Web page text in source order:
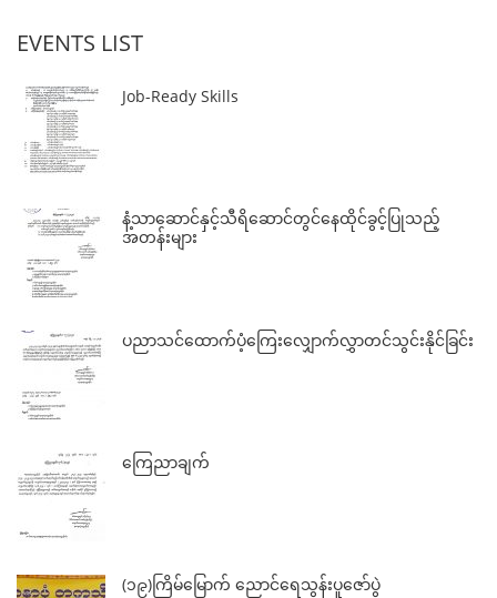
EVENTS LIST
Job-Ready Skills
နံ့သာဆောင်နှင့်သီရိဆောင်တွင်နေထိုင်ခွင့်ပြုသည့်
အတန်းများ
ပညာသင်ထောက်ပံ့ကြေးလျှောက်လွှာတင်သွင်းနိုင်ခြင်း
ကြေညာချက်
(၁၉)ကြိမ်မြောက် ညောင်ရေသွန်းပူဇော်ပွဲ